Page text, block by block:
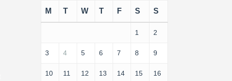
M T W T F S S
1 2
3 4 5 6 7 8 9
10 11 12 13 14 15 16